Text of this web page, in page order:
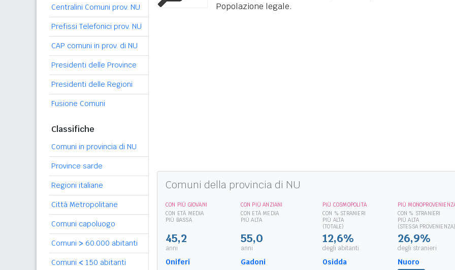
Centralini Comuni prov. NU
Prefissi Telefonici prov. NU
CAP comuni in prov. di NU
Presidenti delle Province
Presidenti delle Regioni
Fusione Comuni
Classifiche
Comuni in provincia di NU
Province sarde
Regioni italiane
Città Metropolitane
Comuni capoluogo
Comuni > 60.000 abitanti
Comuni < 150 abitanti
Popolazione legale.
Comuni della provincia di NU
CON PIÙ GIOVANI
CON ETÀ MEDIA
PIÙ BASSA
45,2
anni
Oniferi
CON PIÙ ANZIANI
CON ETÀ MEDIA
PIÙ ALTA
55,0
anni
Gadoni
PIÙ COSMOPOLITA
CON % STRANIERI
PIÙ ALTA
(TOTALE)
12,6%
degli abitanti
Osidda
PIÙ
CON % STRANIERI
PIÙ ALTA
(STESSA
26,9%
degli stranieri
Nuoro